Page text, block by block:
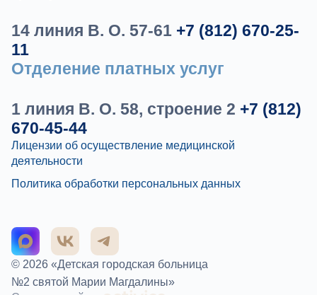
14 линия В. О. 57-61 +7 (812) 670-25-
11
Отделение платных услуг
1 линия В. О. 58, строение 2 +7 (812)
670-45-44
Лицензии об осуществление медицинской
деятельности
Политика обработки персональных данных
© 2026 «Детская городская больница
№2 святой Марии Магдалины»